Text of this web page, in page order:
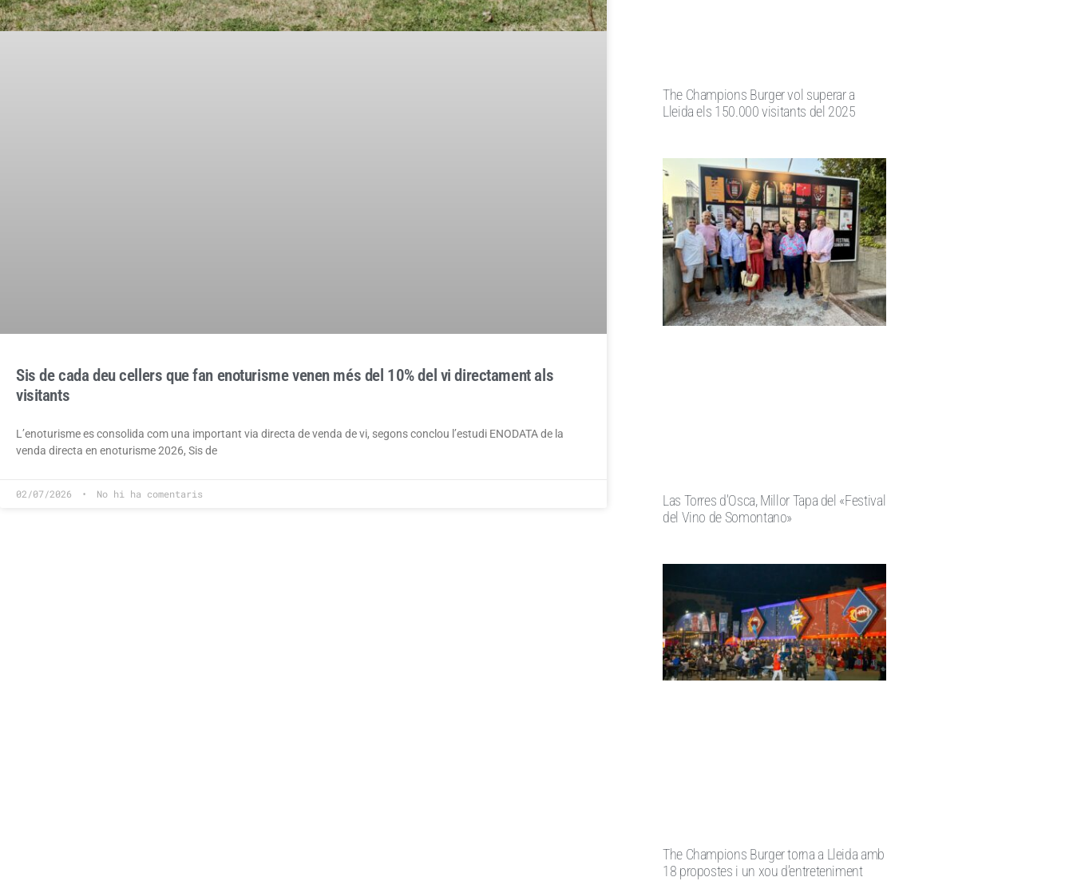
Sis de cada deu cellers que fan enoturisme venen més del 10% del vi directament als
visitants
L’enoturisme es consolida com una important via directa de venda de vi, segons conclou l’estudi ENODATA de la
venda directa en enoturisme 2026, Sis de
02/07/2026 No hi ha comentaris
The Champions Burger vol superar a
Lleida els 150.000 visitants del 2025
Las Torres d’Osca, Millor Tapa del «Festival
del Vino de Somontano»
The Champions Burger torna a Lleida amb
18 propostes i un xou d’entreteniment